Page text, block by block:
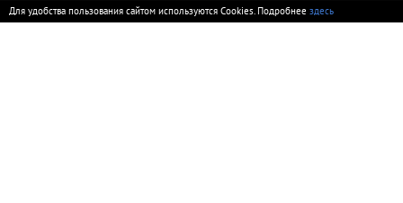
Для удобства пользования сайтом используются Cookies. Подробнее здесь